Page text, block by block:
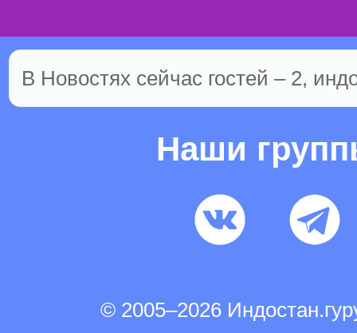
В Новостях сейчас гостей – 2,
Наши
© 2005–2026